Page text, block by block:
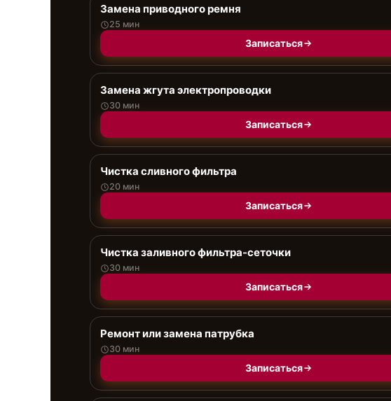
Замена приводного ремня
25 мин
Записаться
Замена жгута электропроводки
30 мин
Записаться
Чистка сливного фильтра
20 мин
Записаться
Чистка заливного фильтра-сеточки
30 мин
Записаться
Ремонт или замена патрубка
30 мин
Записаться